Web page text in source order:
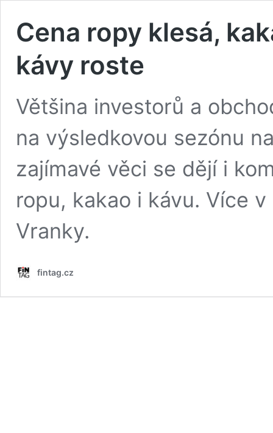
Cena ropy klesá,
kávy roste
Většina investorů a
na výsledkovou sezónu
zajímavé věci se dějí i
ropu, kakao i kávu. Více
Vranky.
fintag.cz